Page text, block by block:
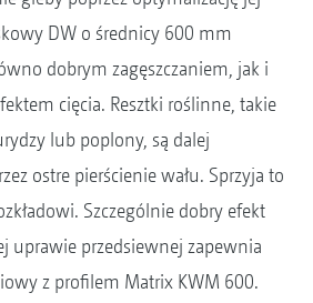
DW o średnicy 600 mm
dobrym zagęszczaniem, jak i
cięcia. Resztki roślinne, takie
lub poplony, są dalej
ostre pierścienie wału. Sprzyja to
Szczególnie dobry efekt
uprawie przedsiewnej zapewnia
z profilem Matrix KWM 600.